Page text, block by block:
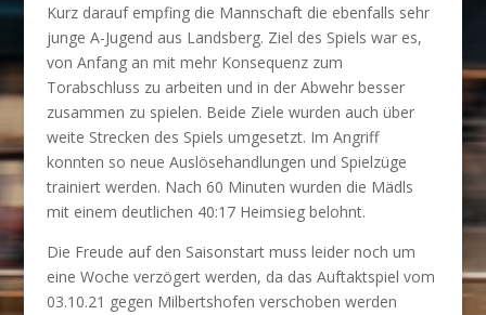
Kurz darauf empfing die Mannschaft die ebenfalls sehr
junge A-Jugend aus Landsberg. Ziel des Spiels war es,
von Anfang an mit mehr Konsequenz zum
Torabschluss zu arbeiten und in der Abwehr besser
zusammen zu spielen. Beide Ziele wurden auch über
weite Strecken des Spiels umgesetzt. Im Angriff
konnten so neue Auslösehandlungen und Spielzüge
trainiert werden. Nach 60 Minuten wurden die Mädls
mit einem deutlichen 40:17 Heimsieg belohnt.
Die Freude auf den Saisonstart muss leider noch um
eine Woche verzögert werden, da das Auftaktspiel vom
03.10.21 gegen Milbertshofen verschoben werden